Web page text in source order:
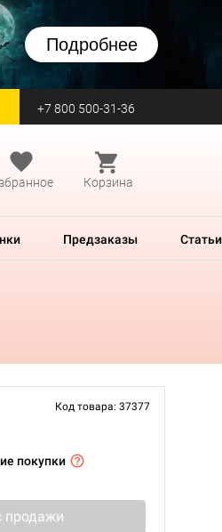
Подробнее
+7 800 500-31-36
Корзина
Предзаказы Статьи
Код товара: 37377
покупки
продажи